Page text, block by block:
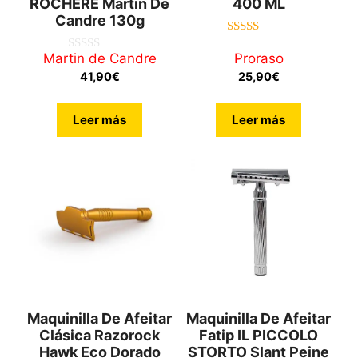
ROCHÈRE Martín De
Candre 130g
0
Martin de Candre
41,90€
Leer más
400 ML
de 5
Proraso
25,90€
Leer más
Maquinilla De Afeitar
Clásica Razorock
Hawk Eco Dorado
Maquinilla De Afeitar
Fatip IL PICCOLO
STORTO Slant Peine